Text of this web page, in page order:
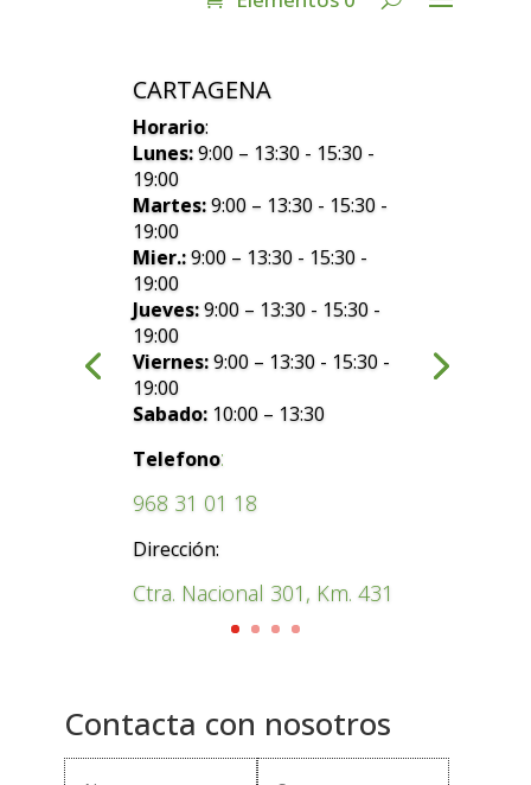
CARTAGENA
Horario:
Lunes:9:00 – 13:30 - 15:30 -
19:00
Martes:9:00 – 13:30 - 15:30 -
19:00
Mier.:9:00 – 13:30 - 15:30 -
19:00
Jueves:9:00 – 13:30 - 15:30 -
19:00
Viernes:9:00 – 13:30 - 15:30 -
19:00
Sabado: 10:00 – 13:30
Telefono:
968 31 01 18
Dirección:
Ctra. Nacional 301, Km. 431
Contacta con nosotros